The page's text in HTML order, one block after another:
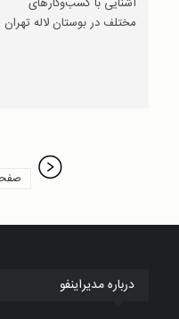
مختلف در بوستان لاله تهران
صفحه 1
درباره مدیراینفو